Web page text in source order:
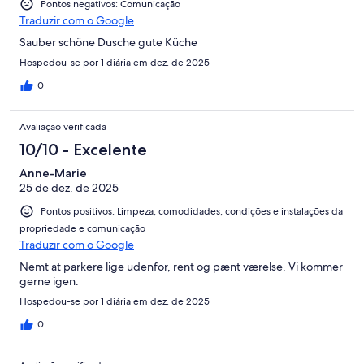
Pontos negativos: Comunicação
Traduzir com o Google
Sauber schöne Dusche gute Küche
Hospedou-se por 1 diária em dez. de 2025
0
Avaliação verificada
10/10 - Excelente
Anne-Marie
25 de dez. de 2025
Pontos positivos: Limpeza, comodidades, condições e instalações da
propriedade e comunicação
Traduzir com o Google
Nemt at parkere lige udenfor, rent og pænt værelse. Vi kommer
gerne igen.
Hospedou-se por 1 diária em dez. de 2025
0